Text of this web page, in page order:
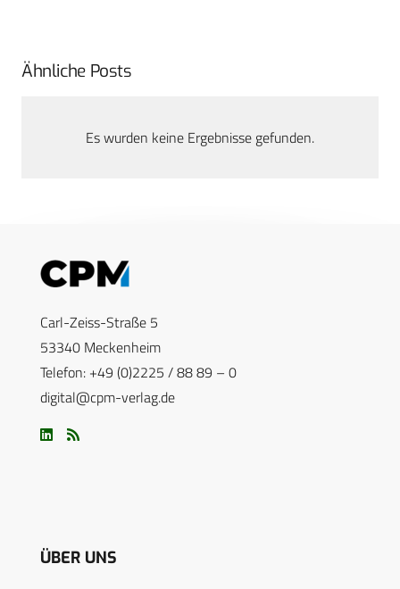
Ähnliche Posts
Es wurden keine Ergebnisse gefunden.
Carl-Zeiss-Straße 5
53340 Meckenheim
Telefon: +49 (0)2225 / 88 89 – 0
digital@cpm-verlag.de
ÜBER UNS